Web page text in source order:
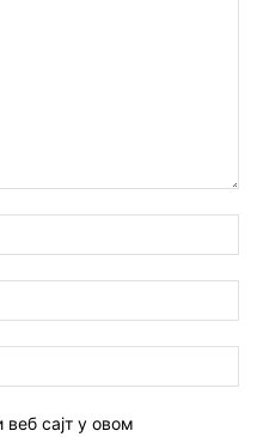
сајт у овом